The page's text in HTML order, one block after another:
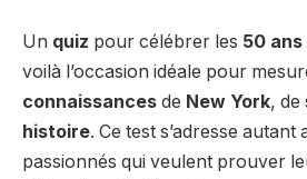
Un quiz pour célébrer les 50 ans
voilà l’occasion idéale pour
connaissances de New York, de
histoire. Ce test s’adresse autant
passionnés qui veulent prouver